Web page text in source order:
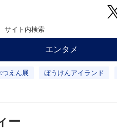
サイト内検索
エンタメ
つえん展 ぼうけんアイランド
ー